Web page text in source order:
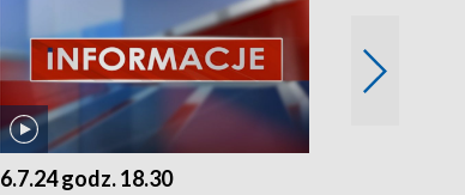
6.7.24 godz. 18.30